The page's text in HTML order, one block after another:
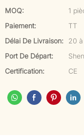
MOQ:
1
Paiement:
TT
Délai De Livraison:
20
Port De Départ:
Certification:
CE